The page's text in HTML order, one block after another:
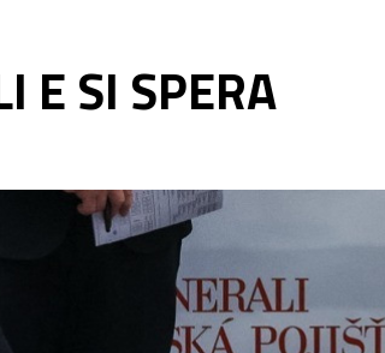
E SI SPERA